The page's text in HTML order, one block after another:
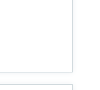
Ufficiali
Sporting